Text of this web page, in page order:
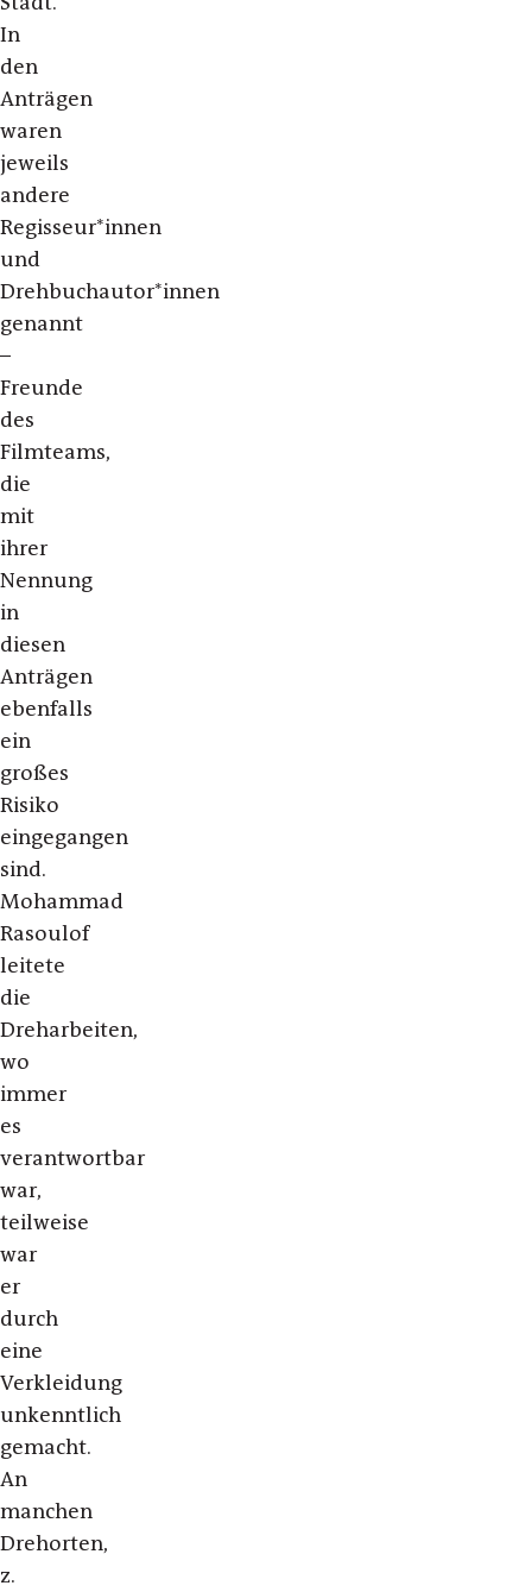
In
den
Anträgen
waren
jeweils
andere
Regisseur*innen
und
Drehbuchautor*innen
genannt
–
Freunde
des
Filmteams,
die
mit
ihrer
Nennung
in
diesen
Anträgen
ebenfalls
ein
großes
Risiko
eingegangen
sind.
Mohammad
Rasoulof
leitete
die
Dreharbeiten,
wo
immer
es
verantwortbar
war,
teilweise
war
er
durch
eine
Verkleidung
unkenntlich
gemacht.
An
manchen
Drehorten,
z.